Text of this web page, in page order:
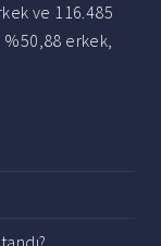
ve 116.485
%50,88 erkek,